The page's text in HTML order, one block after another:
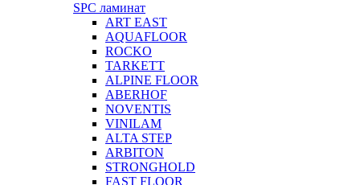
SPC ламинат
ART EAST
AQUAFLOOR
ROCKO
TARKETT
ALPINE FLOOR
ABERHOF
NOVENTIS
VINILAM
ALTA STEP
ARBITON
STRONGHOLD
FAST FLOOR